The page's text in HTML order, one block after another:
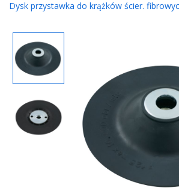
Dysk przystawka do krążków ścier.